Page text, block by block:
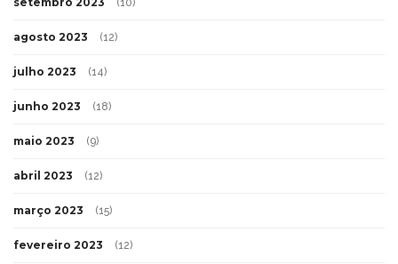
(10)
agosto 2023 (12)
julho 2023 (14)
junho 2023 (18)
maio 2023 (9)
abril 2023 (12)
março 2023 (15)
fevereiro 2023 (12)